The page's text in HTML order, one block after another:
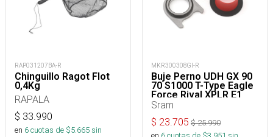
RAP031207BA-R
Chinguillo Ragot Flot
0,4Kg
RAPALA
$ 33.990
en 6cuotas de $5.665sin
MKR300308GI-R
Buje Perno UDH GX 90
70 S1000 T-Type Eagle
Force Rival XPLR E1
Sram
$ 23.705 $25.990